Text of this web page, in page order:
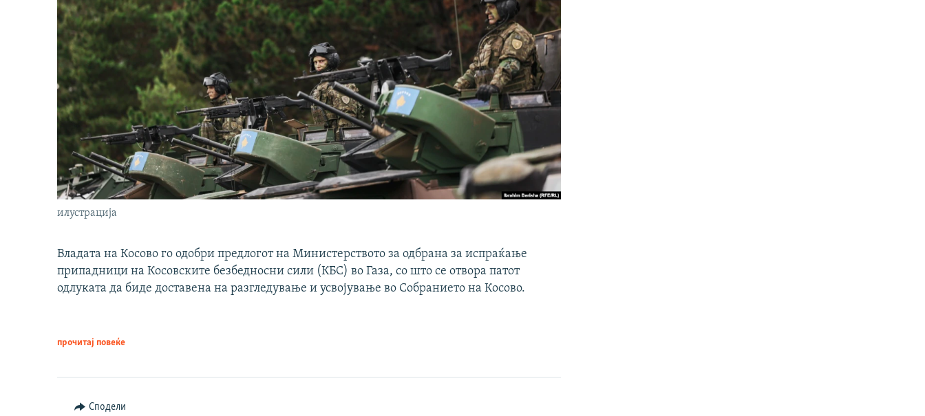
илустрација
Владата на Косово го одобри предлогот на Министерството за одбрана за испраќање
припадници на Косовските безбедносни сили (КБС) во Газа, со што се отвора патот
одлуката да биде доставена на разгледување и усвојување во Собранието на Косово.
прочитај повеќе
Сподели